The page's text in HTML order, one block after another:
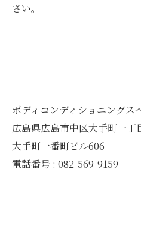
さい。
--
ボディコンディショニングス
広島県広島市中区大手町一丁
大手町一番町ビル606
電話番号 : 082-569-9159
--